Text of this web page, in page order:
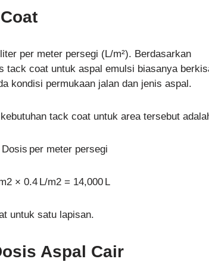
per meter persegi (L/m²). Berdasarkan
tack coat untuk aspal emulsi biasanya
kondisi permukaan jalan dan jenis aspal.
tack coat untuk area tersebut
per meter persegi
× 0.4 L/m2 = 14,000 L
untuk satu lapisan.
Aspal Cair